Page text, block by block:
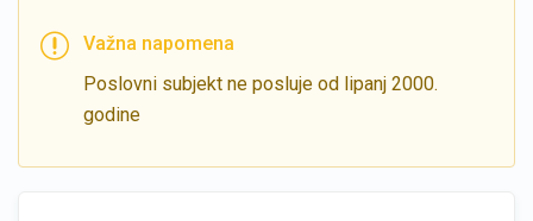
Važna napomena
Poslovni subjekt ne posluje od lipanj 2000.
godine